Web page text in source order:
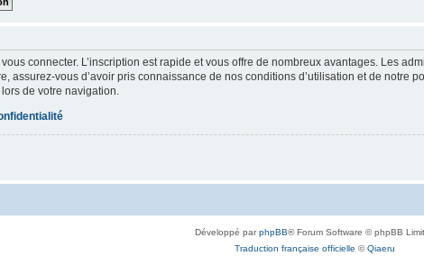
connecter. L’inscription est rapide et vous offre de nombreux avantages. Les
assurez-vous d’avoir pris connaissance de nos conditions d’utilisation et de
de votre navigation.
Développé parphpBB® Forum Software © phpBB
Traduction française officielle ©Qiaeru